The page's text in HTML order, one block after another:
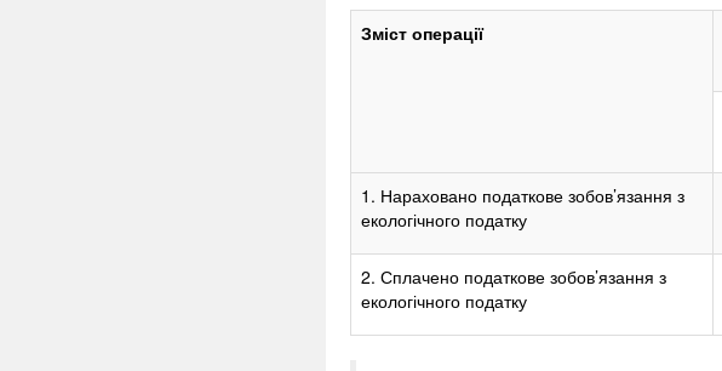
Зміст операції
1. Нараховано податкове зобов’язання з
екологічного податку
2. Сплачено податкове зобов’язання з
екологічного податку